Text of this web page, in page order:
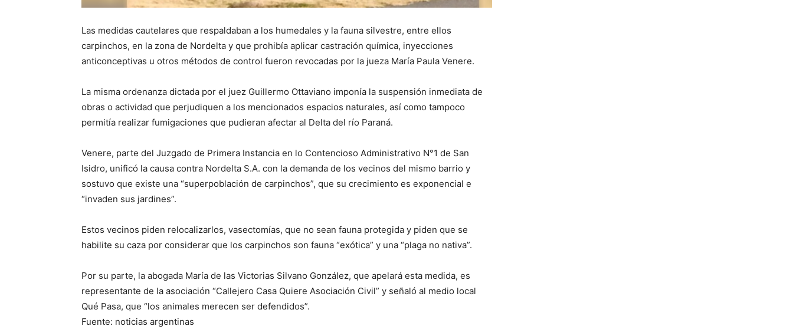
Las medidas cautelares que respaldaban a los humedales y la fauna silvestre, entre ellos
carpinchos, en la zona de Nordelta y que prohibía aplicar castración química, inyecciones
anticonceptivas u otros métodos de control fueron revocadas por la jueza María Paula Venere.
La misma ordenanza dictada por el juez Guillermo Ottaviano imponía la suspensión inmediata de
obras o actividad que perjudiquen a los mencionados espacios naturales, así como tampoco
permitía realizar fumigaciones que pudieran afectar al Delta del río Paraná.
Venere, parte del Juzgado de Primera Instancia en lo Contencioso Administrativo N°1 de San
Isidro, unificó la causa contra Nordelta S.A. con la demanda de los vecinos del mismo barrio y
sostuvo que existe una “superpoblación de carpinchos”, que su crecimiento es exponencial e
“invaden sus jardines”.
Estos vecinos piden relocalizarlos, vasectomías, que no sean fauna protegida y piden que se
habilite su caza por considerar que los carpinchos son fauna “exótica” y una “plaga no nativa”.
Por su parte, la abogada María de las Victorias Silvano González, que apelará esta medida, es
representante de la asociación “Callejero Casa Quiere Asociación Civil” y señaló al medio local
Qué Pasa, que “los animales merecen ser defendidos”.
Fuente: noticias argentinas